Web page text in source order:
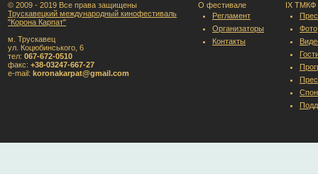
© 2009 - 2019 Все права защищены
Трускавецкий международный кинофестиваль
"Корона Карпат"
м. Трускавец
ул. Коцюбинського, 6
тел: 067-672-0510
факс: +38-03247-667-27
e-mail: koronakarpat@gmail.com
О фестивале
Регламент
Организаторы
Контакты
IX ТМКФ
Фото